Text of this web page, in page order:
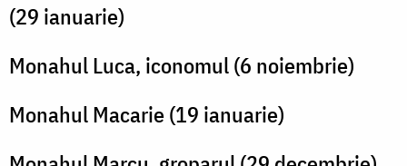
(29 ianuarie)
Monahul Luca, iconomul (6 noiembrie)
Monahul Macarie (19 ianuarie)